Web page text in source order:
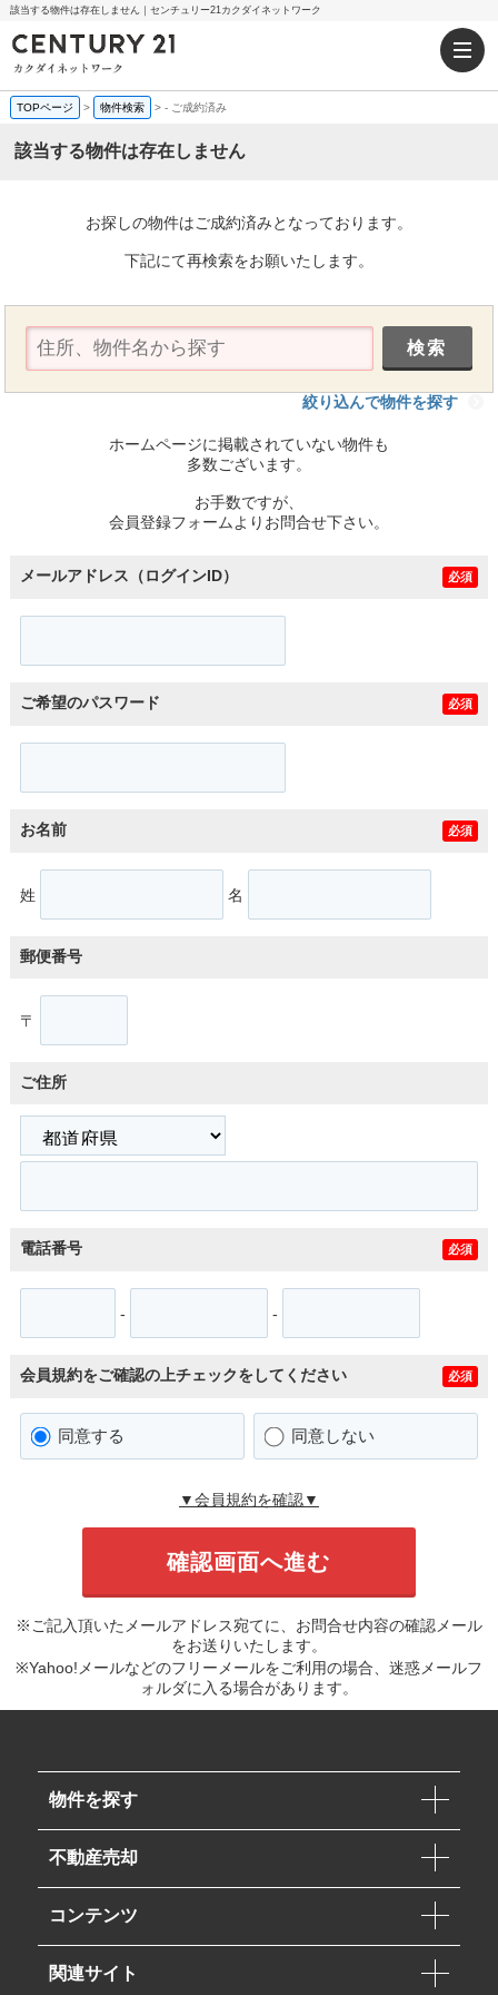
該当する物件は存在しません｜センチュリー21カクダイネットワーク
TOPページ > 物件検索 >- ご成約済み
該当する物件は存在しません
お探しの物件はご成約済みとなっております。
下記にて再検索をお願いたします。
絞り込んで物件を探す
ホームページに掲載されていない物件も
多数ございます。
お手数ですが、
会員登録フォームよりお問合せ下さい。
メールアドレス（ログインID） 必須
ご希望のパスワード 必須
お名前 必須
姓 名
郵便番号
〒
ご住所
電話番号 必須
- -
会員規約をご確認の上チェックをしてください 必須
同意する 同意しない
▼会員規約を確認▼
※ご記入頂いたメールアドレス宛てに、お問合せ内容の確認メール
をお送りいたします。
※Yahoo!メールなどのフリーメールをご利用の場合、迷惑メールフ
ォルダに入る場合があります。
物件を探す
不動産売却
コンテンツ
関連サイト